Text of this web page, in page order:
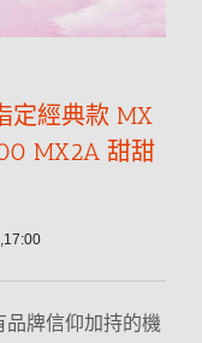
定經典款 MX
MX2A 甜甜
牌信仰加持的機